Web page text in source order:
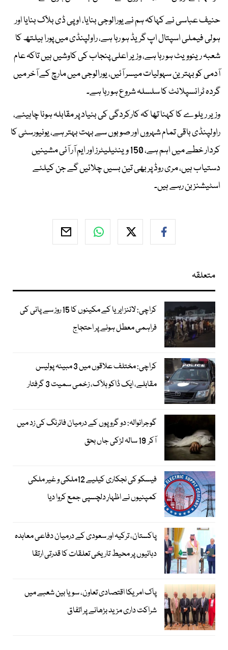
حنیف عباسی نے کہاکہ ہم نے یورالوجی بنایا، او پی ڈی بلاک بنایا اور
ہولی فیملی اسپتال اپ گریڈ ہو رہا ہے، راولپنڈی میں پورا ہیلتھ کا
شعبہ رینوویٹ ہو رہا ہے، وزیر اعلی پنجاب کی کاوشیں ہیں تاکہ عام
آدمی کو بہترین سہولیات میسر آئیں، یورالوجی میں مارچ کے آخر میں
گردہ ٹرانسپلانٹ کا سلسلہ شروع ہو رہا ہے۔
وزیر ریلوے کا کہنا تھا کہ کارکردگی کی بنیاد پر مقابلہ ہونا چاہیئے،
راولپنڈی باقی تمام شہروں اور صوبوں سے بہت بہتر ہے، یونیورسٹی کا
کردار خطے میں اہم ہے، 150 وینٹیلیٹرز اور ایم آر آئی مشینیں
دستیاب ہیں، مری روڈ پر بھی تین بسیں چلائیں گے جن کیلئے
اسٹیشنز بن رہے ہیں۔
متعلقہ
کراچی: لائنز ایریا کے مکینوں کا 15 روز سے پانی کی
فراہمی معطل ہونے پر احتجاج
کراچی: مختلف علاقوں میں 3 مبینہ پولیس
مقابلے، ایک ڈاکو ہلاک، زخمی سمیت 3 گرفتار
گوجرانوالہ: دو گروپوں کے درمیان فائرنگ کی زد میں
آکر 19 سالہ لڑکی جاں بحق
فیسکو کی نجکاری کیلیے 12ملکی و غیر ملکی
کمپنیوں نے اظہارِ دلچسپی جمع کروا دیا
پاکستان، ترکیہ اور سعودی کے درمیان دفاعی معاہدہ
دہائیوں پر محیط تاریخی تعلقات کا قدرتی ارتقا
پاک امریکا اقتصادی تعاون، سویا بین شعبے میں
شراکت داری مزید بڑھانے پر اتفاق